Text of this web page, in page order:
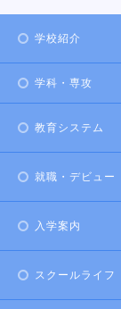
学校紹介
学科・専攻
教育システム
就職・デビュー
入学案内
スクールライフ